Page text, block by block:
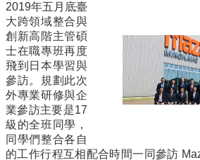
網
站
導
覽
課
程
資
訊
2019年五月底臺
大跨領域整合與
創新高階主管碩
士在職專班再度
飛到日本學習與
參訪。規劃此次
外專業研修與企
業參訪主要是17
級的全班同學，
同學們整合各自
的工作行程互相配合時間一同參訪